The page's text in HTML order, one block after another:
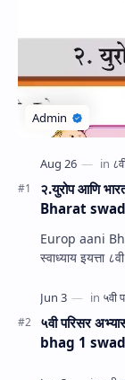
२.युरोप आणि
Bharat
Europ aani
स्वाध्याय
५वी परिसर
bhag 1